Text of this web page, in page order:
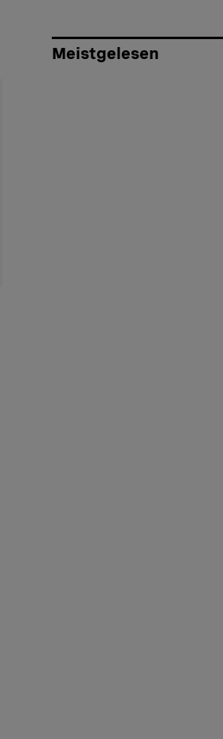
Meistgelesen